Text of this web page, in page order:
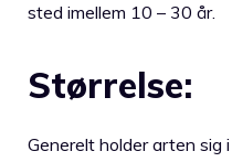
sted imellem 10 – 30 år.
Størrelse:
Generelt holder arten sig